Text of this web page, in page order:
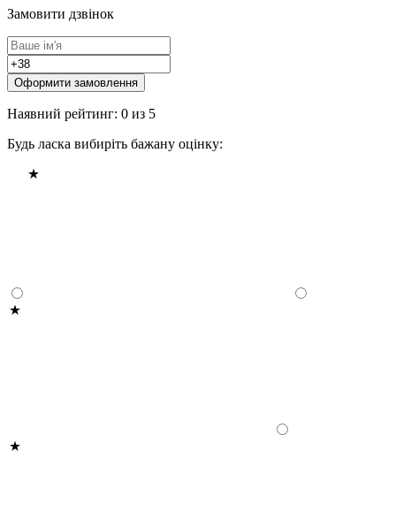
Замовити дзвінок
Оформити замовлення
Наявний рейтинг: 0 из 5
Будь ласка вибиріть бажану оцінку: